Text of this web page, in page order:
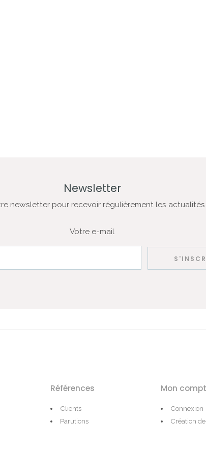
Newsletter
newsletter pour recevoir régulièrement les actualités
Votre e-mail
Références
Clients
Parutions
Mon
Connexion
Création